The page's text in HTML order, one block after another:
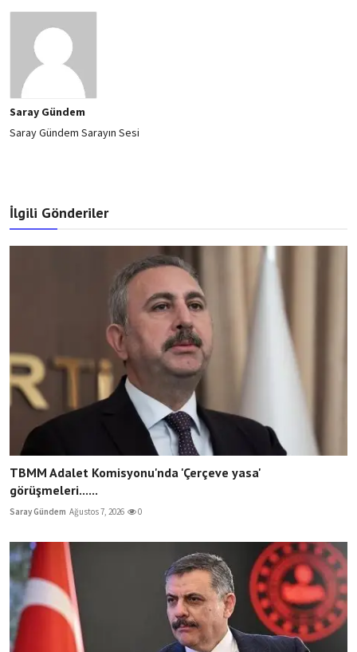
Saray Gündem
Saray Gündem Sarayın Sesi
İlgili Gönderiler
TBMM Adalet Komisyonu'nda 'Çerçeve yasa'
görüşmeleri......
Saray Gündem Ağustos 7, 2026 0